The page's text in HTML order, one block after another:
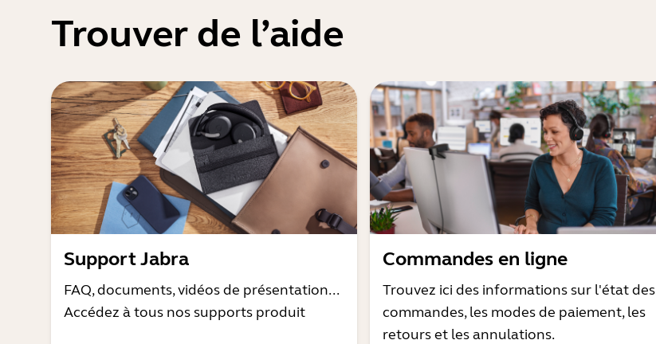
Trouver de l’aide
Support Jabra
FAQ, documents, vidéos de présentation...
Accédez à tous nos supports produit
Commandes en ligne
Trouvez ici des informations sur l'état des
commandes, les modes de paiement, les
retours et les annulations.